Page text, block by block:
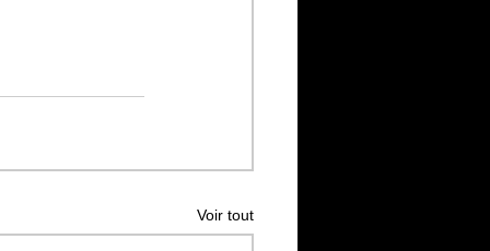
Voir tout